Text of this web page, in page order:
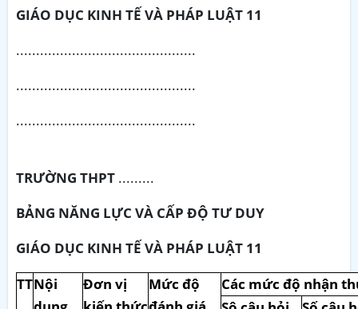
GIÁO DỤC KINH TẾ VÀ PHÁP LUẬT 11
.............................................
.............................................
.............................................
TRƯỜNG THPT .........
BẢNG NĂNG LỰC VÀ CẤP ĐỘ TƯ DUY
GIÁO DỤC KINH TẾ VÀ PHÁP LUẬT 11
TTNội
Đơn vị
Mức độ
Các mức độ nhận